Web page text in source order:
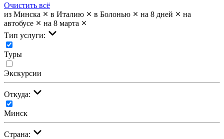
Очистить всё
из Минска
в Италию в Болонью на 8 дней
на
автобусе
на 8 марта
Тип услуги:
Туры
Экскурсии
Откуда:
Минск
Страна: